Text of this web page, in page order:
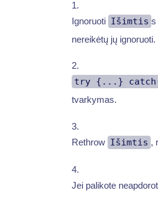
Ignoruoti Išimtis s
nereikėtų jų ignoruoti.
try {...}
tvarkymas.
Rethrow Išimtis ,
Jei palikote